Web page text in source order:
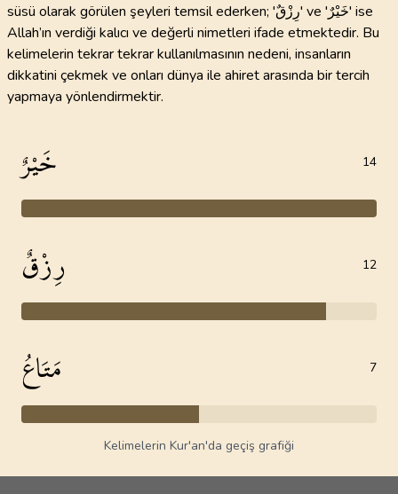
süsü olarak görülen şeyleri temsil ederken; 'رِزْقٌ' ve 'خَيْرٌ' ise
Allah’ın verdiği kalıcı ve değerli nimetleri ifade etmektedir. Bu
kelimelerin tekrar tekrar kullanılmasının nedeni, insanların
dikkatini çekmek ve onları dünya ile ahiret arasında bir tercih
yapmaya yönlendirmektir.
خَيْرٌ 14
رِزْقٌ 12
مَتَاعُ 7
Kelimelerin Kur'an'da geçiş grafiği